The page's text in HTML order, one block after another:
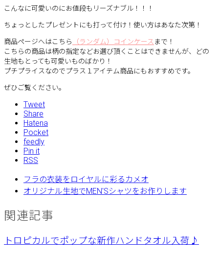
こんなに可愛いのにお値段もリーズナブル！！！
ちょっとしたプレゼントにも打って付け！使い方はあなた次第！
商品ページへはこちら （ランダム）コインケース まで！
こちらの商品は柄の指定などお選び頂くことはできませんが、どの
生地もとっても可愛いものばかり！
プチプライスなのでプラス１アイテム商品にもおすすめです。
ぜひご覧ください。
Tweet
Share
Hatena
Pocket
feedly
Pin it
RSS
フラの衣装をロイヤルに彩るカメオ
オリジナル生地でMEN'Sシャツをお作りします
関連記事
トロピカルでポップな新作ハンドタオル入荷♪